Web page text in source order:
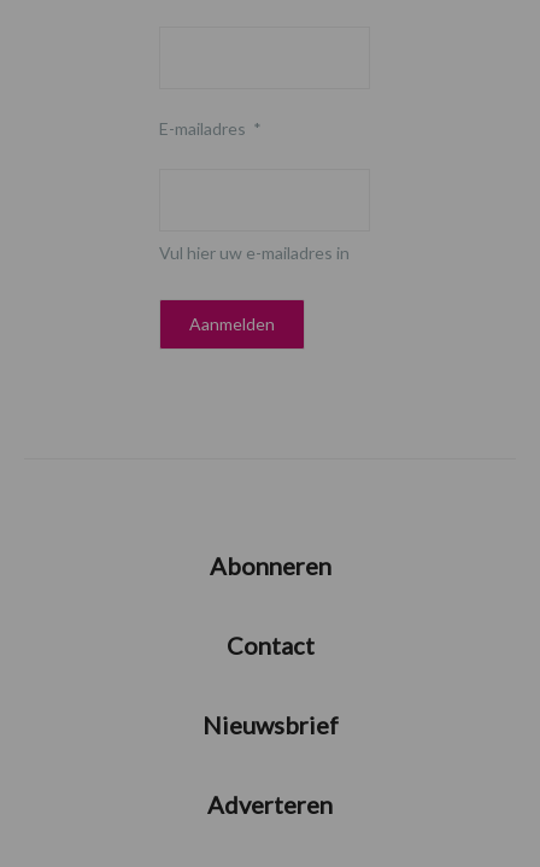
E-mailadres *
Vul hier uw e-mailadres in
Abonneren
Contact
Nieuwsbrief
Adverteren